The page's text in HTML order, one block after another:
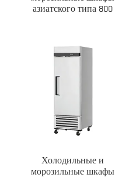
азиатского типа 800
Холодильные и
морозильные шкафы